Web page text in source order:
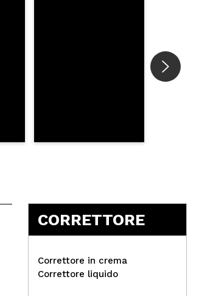
CORRETTORE
Correttore in crema
Correttore liquido